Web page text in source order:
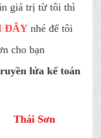
giá trị từ tôi thì
ĐÂY nhé để tôi
cho bạn​
lửa kế toán